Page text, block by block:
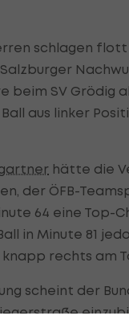
schlagen flott
beim SV Grödig
aus linker
hätte die
der ÖFB-
64 eine Top-
in Minute 81
rechts am
scheint der